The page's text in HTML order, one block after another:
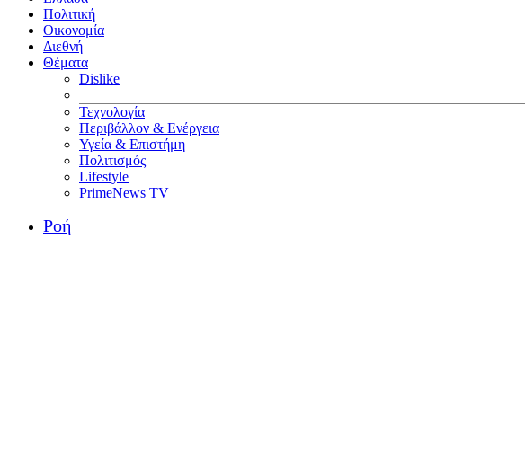
Πολιτική
Οικονομία
Διεθνή
Θέματα
Dislike
Τεχνολογία
Περιβάλλον & Ενέργεια
Υγεία & Επιστήμη
Πολιτισμός
Lifestyle
PrimeNews TV
Ροή